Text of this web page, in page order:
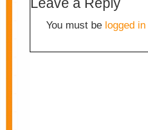
You must be logged in